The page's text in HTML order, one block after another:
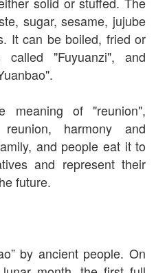
sugar, sesame, jujube
It can be boiled, fried or
"Fuyuanzi", and
meaning of "reunion",
harmony and
and people eat it to
and represent their
future.
by ancient people. On